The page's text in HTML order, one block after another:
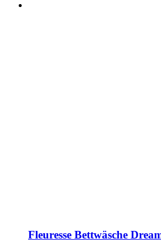
Fleuresse Bettwäsche